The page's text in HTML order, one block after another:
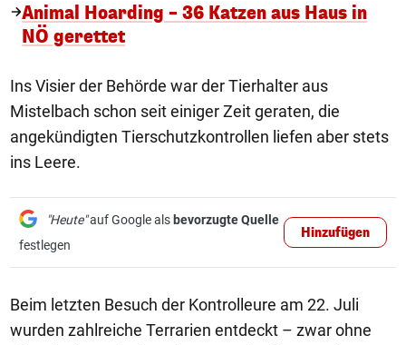
Animal Hoarding – 36 Katzen aus Haus in
NÖ gerettet
Ins Visier der Behörde war der Tierhalter aus
Mistelbach schon seit einiger Zeit geraten, die
angekündigten Tierschutzkontrollen liefen aber stets
ins Leere.
"Heute"auf Google als bevorzugte Quelle
festlegen
Hinzufügen
Beim letzten Besuch der Kontrolleure am 22. Juli
wurden zahlreiche Terrarien entdeckt – zwar ohne